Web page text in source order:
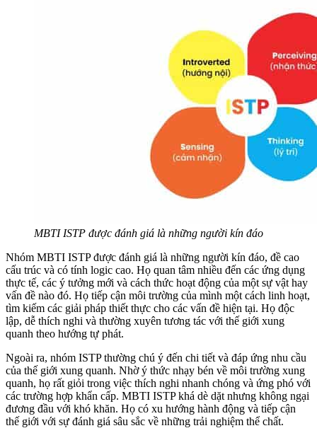
MBTI ISTP được đánh giá là những người kín đáo
Nhóm MBTI ISTP được đánh giá là những người kín đáo, đề cao
cấu trúc và có tính logic cao. Họ quan tâm nhiều đến các ứng dụng
thực tế, các ý tưởng mới và cách thức hoạt động của một sự vật hay
vấn đề nào đó. Họ tiếp cận môi trường của mình một cách linh hoạt,
tìm kiếm các giải pháp thiết thực cho các vấn đề hiện tại. Họ độc
lập, dễ thích nghi và thường xuyên tương tác với thế giới xung
quanh theo hướng tự phát.
Ngoài ra, nhóm ISTP thường chú ý đến chi tiết và đáp ứng nhu cầu
của thế giới xung quanh. Nhờ ý thức nhạy bén về môi trường xung
quanh, họ rất giỏi trong việc thích nghi nhanh chóng và ứng phó với
các trường hợp khẩn cấp. MBTI ISTP khá dè dặt nhưng không ngại
đương đầu với khó khăn. Họ có xu hướng hành động và tiếp cận
thế giới với sự đánh giá sâu sắc về những trải nghiệm thể chất.